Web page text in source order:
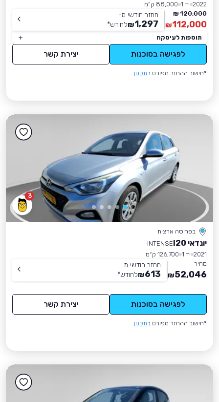
2022 יד 1
88,000 ק״מ
120,000 ₪
112,000
₪
החזר חודשי מ-
1,297
₪לחודש*
תוספות לעיסקה
לפגישה בסוכנות יצירת קשר
*חישוב ההחזר מפורט בתקנון
3
בפריסה ארצית
יונדאי I20
INTENSE
2021 יד 1
126,700 ק״מ
מחיר
52,046
₪
החזר חודשי מ-
613
₪לחודש*
לפגישה בסוכנות יצירת קשר
*חישוב ההחזר מפורט בתקנון